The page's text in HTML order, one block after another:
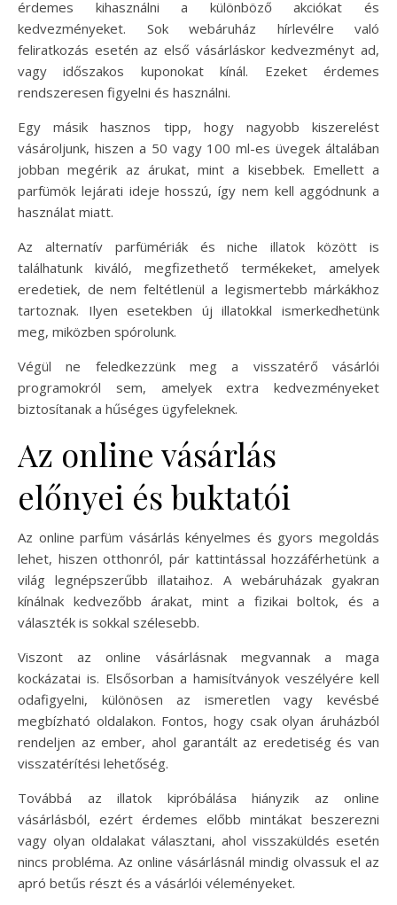
érdemes kihasználni a különböző akciókat és
kedvezményeket. Sok webáruház hírlevélre való
feliratkozás esetén az első vásárláskor kedvezményt ad,
vagy időszakos kuponokat kínál. Ezeket érdemes
rendszeresen figyelni és használni.
Egy másik hasznos tipp, hogy nagyobb kiszerelést
vásároljunk, hiszen a 50 vagy 100 ml-es üvegek általában
jobban megérik az árukat, mint a kisebbek. Emellett a
parfümök lejárati ideje hosszú, így nem kell aggódnunk a
használat miatt.
Az alternatív parfümériák és niche illatok között is
találhatunk kiváló, megfizethető termékeket, amelyek
eredetiek, de nem feltétlenül a legismertebb márkákhoz
tartoznak. Ilyen esetekben új illatokkal ismerkedhetünk
meg, miközben spórolunk.
Végül ne feledkezzünk meg a visszatérő vásárlói
programokról sem, amelyek extra kedvezményeket
biztosítanak a hűséges ügyfeleknek.
Az online vásárlás
előnyei és buktatói
Az online parfüm vásárlás kényelmes és gyors megoldás
lehet, hiszen otthonról, pár kattintással hozzáférhetünk a
világ legnépszerűbb illataihoz. A webáruházak gyakran
kínálnak kedvezőbb árakat, mint a fizikai boltok, és a
választék is sokkal szélesebb.
Viszont az online vásárlásnak megvannak a maga
kockázatai is. Elsősorban a hamisítványok veszélyére kell
odafigyelni, különösen az ismeretlen vagy kevésbé
megbízható oldalakon. Fontos, hogy csak olyan áruházból
rendeljen az ember, ahol garantált az eredetiség és van
visszatérítési lehetőség.
Továbbá az illatok kipróbálása hiányzik az online
vásárlásból, ezért érdemes előbb mintákat beszerezni
vagy olyan oldalakat választani, ahol visszaküldés esetén
nincs probléma. Az online vásárlásnál mindig olvassuk el az
apró betűs részt és a vásárlói véleményeket.